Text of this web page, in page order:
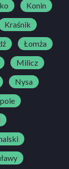
Konin
Kraśnik
Łomża
Milicz
Nysa